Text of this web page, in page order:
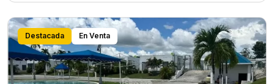
Destacada En Venta